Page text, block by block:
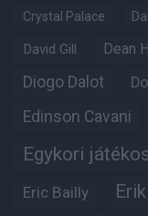
Crystal Palace
David Gill Dean
Diogo Dalot
Edinson Cavani
Egykori
Eric Bailly